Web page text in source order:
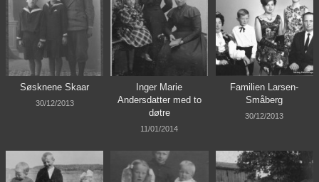
Søsknene Skaar
30/12/2013
Inger Marie
Andersdatter med to
døtre
11/01/2014
Familien Larsen-
Småberg
30/12/2013